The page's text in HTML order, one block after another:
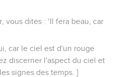
vous dites : ‘Il fera beau, car
car le ciel est d'un rouge
discerner l'aspect du ciel et
signes des temps. ]